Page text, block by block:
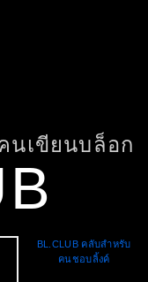
นเขียนบล็อก
BL.CLUB คลับสำหรับ
คนชอบลิ้งค์